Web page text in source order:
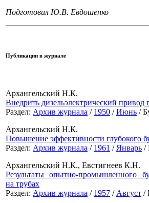
Подготовил Ю.В. Евдошенко
Публикации в журнале
Архангельский Н.К.
Внедрить дизельэлектрический привод
Раздел: Архив журнала / 1950 /Июнь /
Архангельский Н.К.
Повышение эффективности глубокого
Раздел: Архив журнала / 1961 / Январь /
Архангельский Н.К., Евстигнеев К.Н.
Результаты опытно-промышленного
на трубах
Раздел: Архив журнала / 1957 / Август /